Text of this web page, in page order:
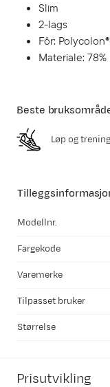
Slim
2-lags
Fôr:
Materiale:
Modellnr.
Fargekode
Varemerke
Tilpasset bruker
Størrelse
Beste
Løp og trening
Prisutvikling